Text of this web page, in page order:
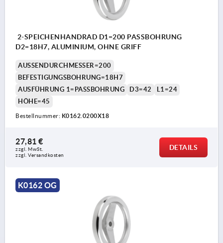
2-SPEICHENHANDRAD D1=200 PASSBOHRUNG
D2=18H7, ALUMINIUM, OHNE GRIFF
AUSSENDURCHMESSER=200
BEFESTIGUNGSBOHRUNG=18H7
AUSFÜHRUNG 1=PASSBOHRUNG
D3=42
L1=24
HÖHE=45
Bestellnummer: K0162.0200X18
27,81 €
zzgl. MwSt.
zzgl. Versandkosten
DETAILS
K0162 OG